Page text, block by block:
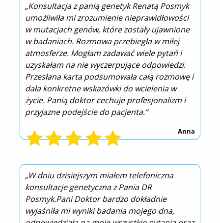
„Konsultacja z panią genetyk Renatą Posmyk
umożliwiła mi zrozumienie nieprawidłowości
w mutacjach genów, które zostały ujawnione
w badaniach. Rozmowa przebiegła w miłej
atmosferze. Mogłam zadawać wiele pytań i
uzyskałam na nie wyczerpujące odpowiedzi.
Przesłana karta podsumowała całą rozmowę i
dała konkretne wskazówki do wcielenia w
życie. Panią doktor cechuje profesjonalizm i
przyjazne podejście do pacjenta.”
Anna
„W dniu dzisiejszym miałem telefoniczna
konsultacje genetyczna z Pania DR
Posmyk.Pani Doktor bardzo dokładnie
wyjaśniła mi wyniki badania mojego dna,